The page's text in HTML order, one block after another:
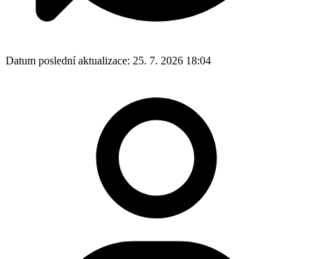
Datum poslední aktualizace: 25. 7. 2026 18:04